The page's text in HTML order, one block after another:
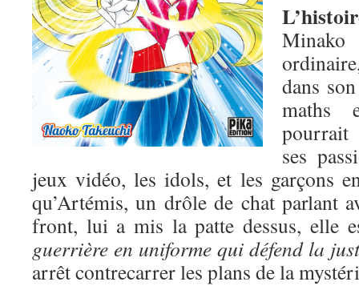
Minako
dans
maths
pourrait
ses
jeux vidéo, les idols, et les garçons
qu’Artémis, un drôle de chat parlant
front, lui a mis la patte dessus, elle
guerrière en uniforme qui défend la
arrêt contrecarrer les plans de la